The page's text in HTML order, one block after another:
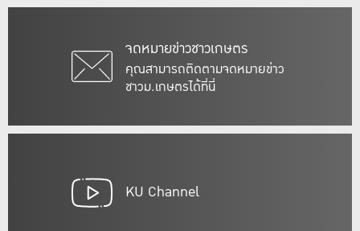
จดหมายข่าวชาวเกษตร
คุณสามารถติดตามจดหมายข่าว
ชาวม.เกษตรได้ที่นี่
KU Channel